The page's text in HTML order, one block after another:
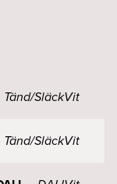
Tänd/SläckVit
Tänd/SläckVit